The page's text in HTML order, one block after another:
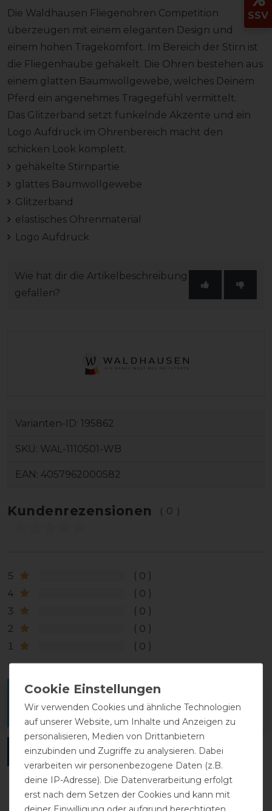
Die Waldhausen Fliegenohren Competition
überzeugen mit einem eleganten Design und
einem hohen Tragekomfort. Im Bereich der Stirn ist
die Fliegenhaube gehäkelt. Die Ohren bestehen aus
einem glatten Baumwollgewebe, welches Deinem
Pferd ein angenehmes Tragegefühl vermittelt.
Das Glitzerband setzt funkelnde Akzente und ein
Logo Aufdruck im Ohrenbereich macht den
schicken Look komplett.
gehäkelte Stirnpartie
glattes Baumwollgewebe
Glitzerband
elastisches Ohrenmaterial
Logo Aufdruck
Wie hat dir die Artikelbeschreibung
gefallen?
Varianten-ID: 195862
SKU: WAL-1110501-WB
EAN: 4057962000582
Kundenrezensionen (0)
5
0
4
0
3
0
2
0
1
0
Melde dich an, um eine Kundenrezension zu
verfassen.
ANMELDEN
SSV
Wir verwenden Cookies und ähnliche Technologien
auf unserer Website, um Inhalte und Anzeigen zu
personalisieren, Medien von Drittanbietern
einzubinden und Zugriffe zu analysieren. Dabei
verarbeiten wir personenbezogene Daten (z.B.
deine IP-Adresse). Die Datenverarbeitung erfolgt
erst nach dem Setzen der Cookies und kann mit
deiner Einwilligung oder aufgrund berechtigten